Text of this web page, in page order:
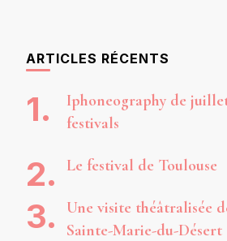
ARTICLES RÉCENTS
Iphoneography de
festivals
Le festival de Toulouse
Une visite théâtralisée
Sainte-Marie-du-Désert